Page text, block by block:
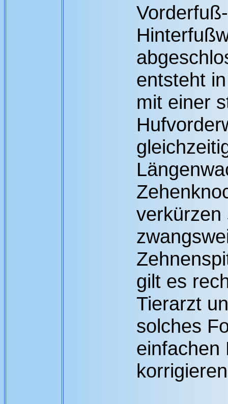
entsteht
mit einer
verkürzen
gilt es
Tierarzt
solches
einfachen